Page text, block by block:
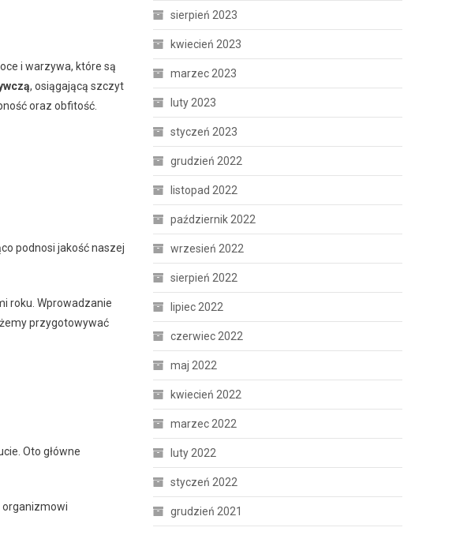
i warzywa, które są
, osiągającą szczyt
oraz obfitość.
podnosi jakość naszej
roku. Wprowadzanie
przygotowywać
Oto główne
organizmowi
sierpień 2023
kwiecień 2023
marzec 2023
luty 2023
styczeń 2023
grudzień 2022
listopad 2022
październik 2022
wrzesień 2022
sierpień 2022
lipiec 2022
czerwiec 2022
maj 2022
kwiecień 2022
marzec 2022
luty 2022
styczeń 2022
grudzień 2021